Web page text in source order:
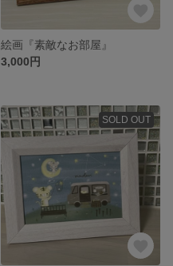
絵画『素敵なお部屋』
3,000円
SOLD OUT